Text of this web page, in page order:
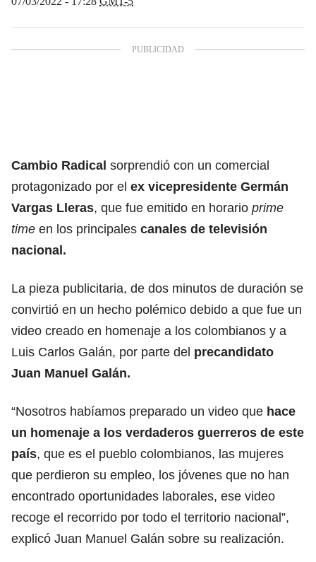
Cambio Radical sorprendió con un comercial
protagonizado por el ex vicepresidente Germán
Vargas Lleras, que fue emitido en horario prime
time en los principales canales de televisión
nacional.
La pieza publicitaria, de dos minutos de duración se
convirtió en un hecho polémico debido a que fue un
video creado en homenaje a los colombianos y a
Luis Carlos Galán, por parte del precandidato
Juan Manuel Galán.
“Nosotros habíamos preparado un video que hace
un homenaje a los verdaderos guerreros de este
país, que es el pueblo colombianos, las mujeres
que perdieron su empleo, los jóvenes que no han
encontrado oportunidades laborales, ese video
recoge el recorrido por todo el territorio nacional”,
explicó Juan Manuel Galán sobre su realización.